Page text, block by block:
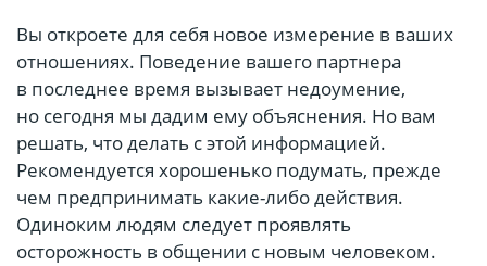
Вы откроете для себя новое измерение в ваших
отношениях. Поведение вашего партнера
в последнее время вызывает недоумение,
но сегодня мы дадим ему объяснения. Но вам
решать, что делать с этой информацией.
Рекомендуется хорошенько подумать, прежде
чем предпринимать какие-либо действия.
Одиноким людям следует проявлять
осторожность в общении с новым человеком.